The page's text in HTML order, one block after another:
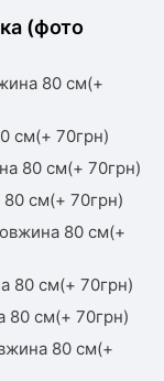
(фото
80 см(+
см(+ 70грн)
80 см(+ 70грн)
см(+ 70грн)
80 см(+
80 см(+ 70грн)
см(+ 70грн)
80 см(+